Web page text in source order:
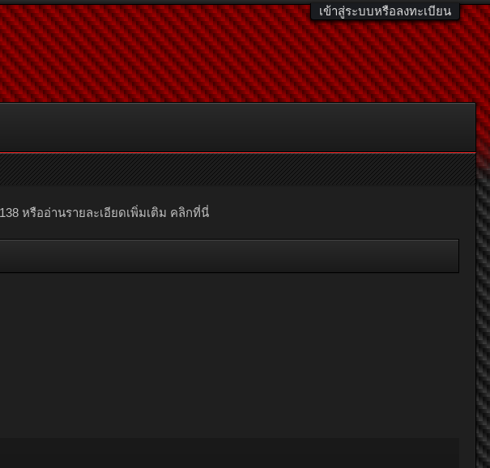
เข้าสู่ระบบหรือลงทะเบียน
หรืออ่านรายละเอียดเพิ่มเติม คลิกที่นี่